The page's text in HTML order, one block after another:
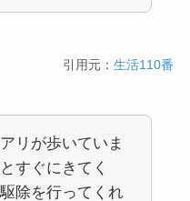
引用元：生活110番
リが歩いていま
すぐにきてく
除を行ってくれ